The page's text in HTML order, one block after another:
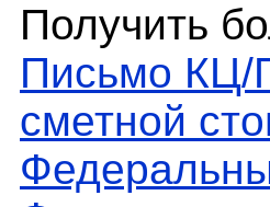
Получить
Письмо КЦ/
сметной